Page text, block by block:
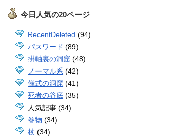
今日人気の20ページ
RecentDeleted (94)
パスワード (89)
掛軸裏の洞窟 (48)
ノーマル系 (42)
儀式の洞窟 (41)
死者の谷底 (35)
人気記事 (34)
巻物 (34)
杖 (34)